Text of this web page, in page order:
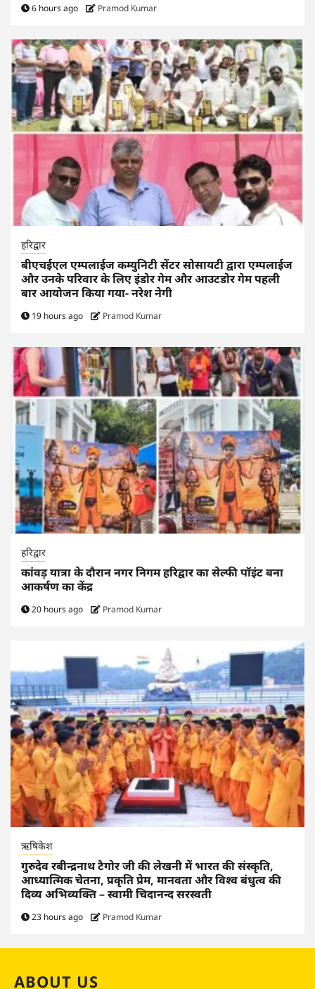
6 hours ago Pramod Kumar
हरिद्वार
बीएचईएल एम्पलाईज कम्युनिटी सेंटर सोसायटी द्वारा एम्पलाईज
और उनके परिवार के लिए इंडोर गेम और आउटडोर गेम पहली
बार आयोजन किया गया- नरेश नेगी
19 hours ago Pramod Kumar
हरिद्वार
कांवड़ यात्रा के दौरान नगर निगम हरिद्वार का सेल्फी पॉइंट बना
आकर्षण का केंद्र
20 hours ago Pramod Kumar
ऋषिकेश
गुरुदेव रबीन्द्रनाथ टैगोर जी की लेखनी में भारत की संस्कृति,
आध्यात्मिक चेतना, प्रकृति प्रेम, मानवता और विश्व बंधुत्व की
दिव्य अभिव्यक्ति – स्वामी चिदानन्द सरस्वती
23 hours ago Pramod Kumar
ABOUT US